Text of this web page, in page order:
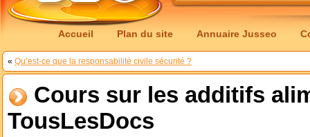
Accueil Plan du site Annuaire Jusseo
« Qu’est-ce que la responsabilité civile sécurité ?
Cours sur les additifs
TousLesDocs